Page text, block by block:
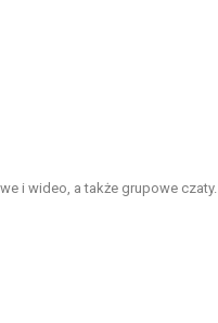
i wideo, a także grupowe czaty.